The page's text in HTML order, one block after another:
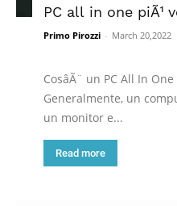
PC all in one piÃ¹
Primo Pirozzi - March 20,2022
CosâÃ¨ un PC All In
Generalmente, un
un monitor e...
Read more